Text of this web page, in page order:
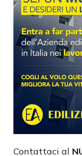
Contattaci al